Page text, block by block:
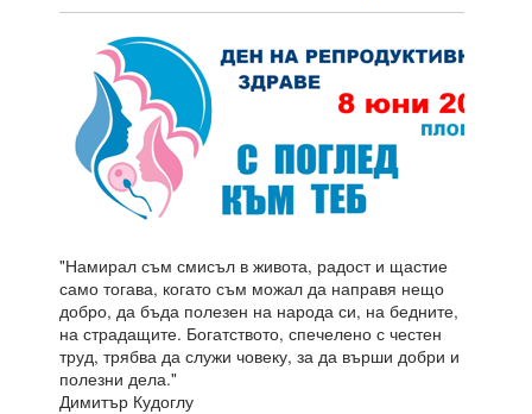
"Намирал съм смисъл в живота, радост и щастие
само тогава, когато съм можал да направя нещо
добро, да бъда полезен на народа си, на бедните,
на страдащите. Богатството, спечелено с честен
труд, трябва да служи човеку, за да върши добри и
полезни дела."
Димитър Кудоглу